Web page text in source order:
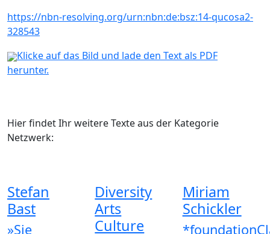
https://nbn-resolving.org/urn:nbn:de:bsz:14-qucosa2-
328543
Klicke auf das Bild und lade den Text als PDF
herunter.
Hier findet Ihr weitere Texte aus der Kategorie
Netzwerk:
Stefan
Bast
»Sie
Diversity
Arts
Culture
Miriam
Schickler